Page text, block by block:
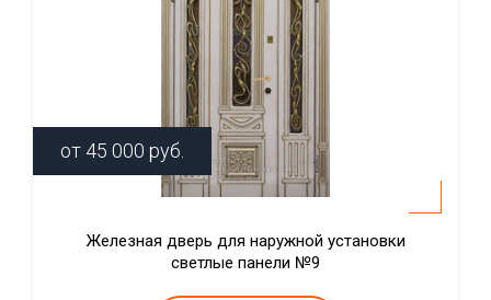
от 45 000 руб.
Железная дверь для наружной установки
светлые панели №9